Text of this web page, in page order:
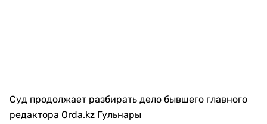
Суд продолжает разбирать дело бывшего главного
редактора Orda.kz Гульнары